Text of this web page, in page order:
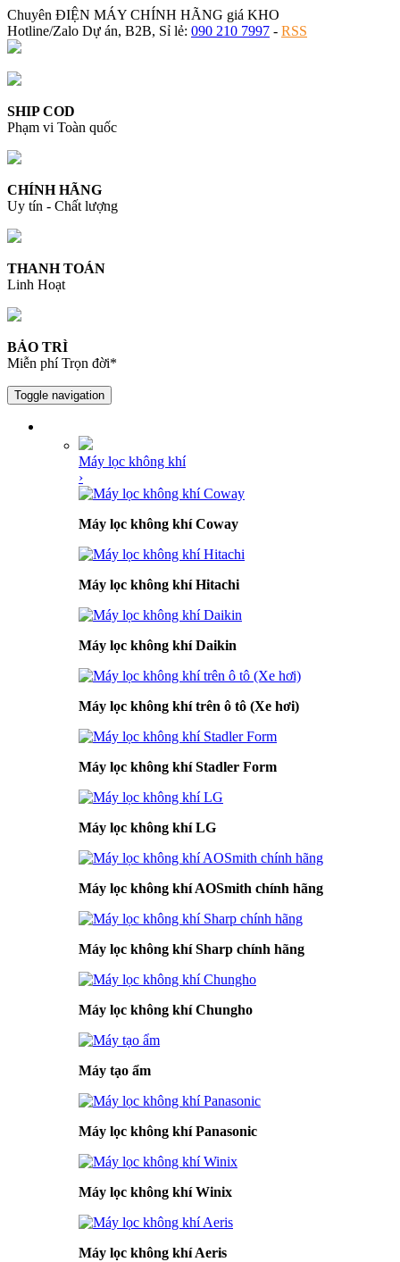
Chuyên ĐIỆN MÁY CHÍNH HÃNG giá KHO
Hotline/Zalo Dự án, B2B, Sỉ lẻ: 090 210 7997 - RSS
SHIP COD
Phạm vi Toàn quốc
CHÍNH HÃNG
Uy tín - Chất lượng
THANH TOÁN
Linh Hoạt
BẢO TRÌ
Miễn phí Trọn đời*
Toggle navigation
Máy lọc không khí
›
Máy lọc không khí Coway
Máy lọc không khí Hitachi
Máy lọc không khí Daikin
Máy lọc không khí trên ô tô (Xe hơi)
Máy lọc không khí Stadler Form
Máy lọc không khí LG
Máy lọc không khí AOSmith chính hãng
Máy lọc không khí Sharp chính hãng
Máy lọc không khí Chungho
Máy tạo ẩm
Máy lọc không khí Panasonic
Máy lọc không khí Winix
Máy lọc không khí Aeris